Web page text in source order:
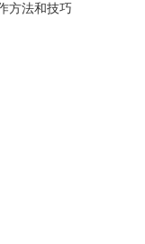
方法和技巧